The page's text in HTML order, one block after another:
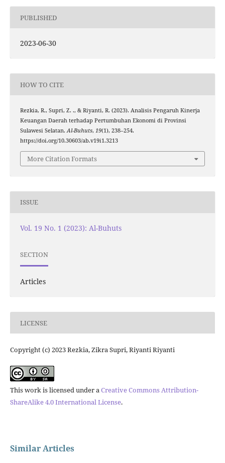
PUBLISHED
2023-06-30
HOW TO CITE
Rezkia, R., Supri, Z. ., & Riyanti, R. (2023). Analisis Pengaruh Kinerja
Keuangan Daerah terhadap Pertumbuhan Ekonomi di Provinsi
Sulawesi Selatan.Al-Buhuts, 19(1), 238–254.
https://doi.org/10.30603/ab.v19i1.3213
More Citation Formats
ISSUE
Vol. 19 No. 1 (2023): Al-Buhuts
SECTION
Articles
LICENSE
Copyright (c) 2023 Rezkia, Zikra Supri, Riyanti Riyanti
This work is licensed under aCreative Commons Attribution-
ShareAlike 4.0 International License.
Similar Articles